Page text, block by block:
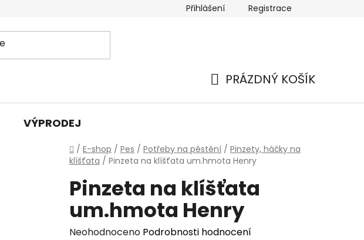
Přihlášení Registrace
PRÁZDNÝ KOŠÍK
VÝPRODEJ
Domů
/ E-shop / Pes / Potřeby na pěstění / Pinzety, háčky na
klíšťata / Pinzeta na klíšťata um.hmota Henry
Pinzeta na klíšťata
um.hmota Henry
Průměrné
Neohodnoceno Podrobnosti hodnocení